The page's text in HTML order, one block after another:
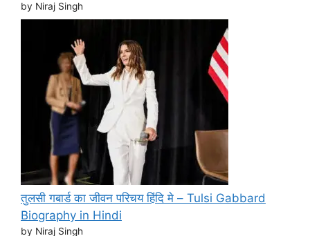
by Niraj Singh
तुलसी गबार्ड का जीवन परिचय हिंदि मे – Tulsi Gabbard
Biography in Hindi
by Niraj Singh